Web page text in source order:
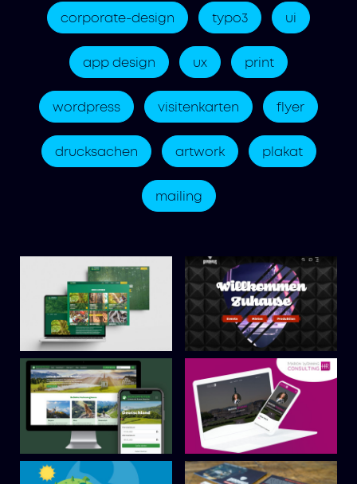
corporate-design typo3 ui
app design ux print
wordpress visitenkarten flyer
drucksachen artwork plakat
mailing